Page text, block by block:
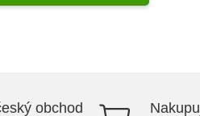
obchod